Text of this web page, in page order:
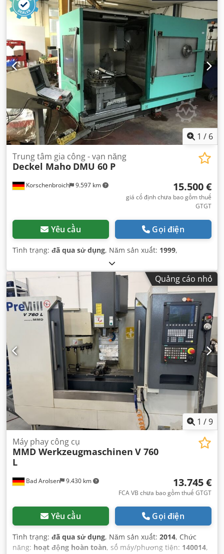
1 / 6
Korschenbroich 9.597 km
Trung tâm gia công - vạn năng
Deckel Maho DMU 60 P
15.500 €
giá cố định chưa bao gồm thuế
GTGT
Yêu cầu Gọi điện
Tình trạng: đã qua sử dụng, Năm sản xuất: 1999,
Quảng cáo nhỏ
1 /9
Bad Arolsen 9.430 km
Máy phay công cụ
MMD Werkzeugmaschinen V 760
L
13.745 €
FCA VB chưa bao gồm thuế GTGT
Yêu cầu Gọi điện
Tình trạng: đã qua sử dụng, Năm sản xuất: 2014, Chức
năng: hoạt động hoàn toàn, số máy/phương tiện: 140014,